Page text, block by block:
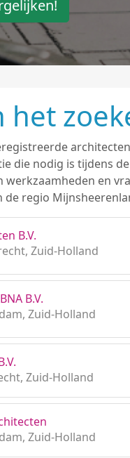
die nodig is tijdens
en
de regio
B.V.
Zuid-Holland
B.V.
Zuid-Holland
Zuid-Holland
Zuid-Holland